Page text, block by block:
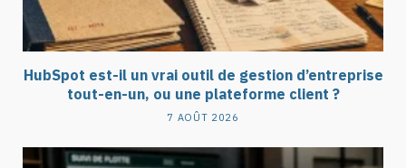
HubSpot est-il un vrai outil de gestion d’entreprise
tout-en-un, ou une plateforme client ?
7 AOÛT 2026